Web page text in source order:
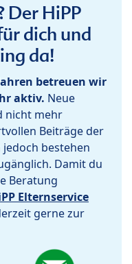
Der HiPP
dich und
da!
betreuen wir
aktiv. Neue
nicht mehr
Beiträge der
bestehen
Damit du
Beratung
Elternservice
gerne zur